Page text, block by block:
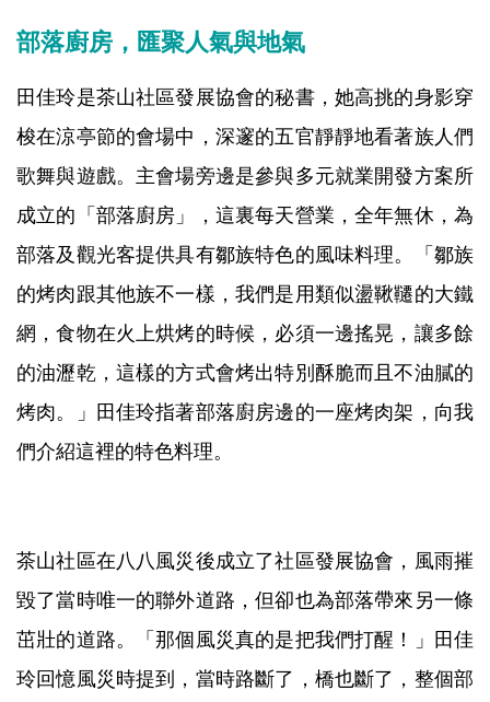
部落廚房，匯聚人氣與地氣
田佳玲是茶山社區發展協會的秘書，她高挑的身影穿
梭在涼亭節的會場中，深邃的五官靜靜地看著族人們
歌舞與遊戲。主會場旁邊是參與多元就業開發方案所
成立的「部落廚房」，這裏每天營業，全年無休，為
部落及觀光客提供具有鄒族特色的風味料理。「鄒族
的烤肉跟其他族不一樣，我們是用類似盪鞦韆的大鐵
網，食物在火上烘烤的時候，必須一邊搖晃，讓多餘
的油瀝乾，這樣的方式會烤出特別酥脆而且不油膩的
烤肉。」田佳玲指著部落廚房邊的一座烤肉架，向我
們介紹這裡的特色料理。
茶山社區在八八風災後成立了社區發展協會，風雨摧
毀了當時唯一的聯外道路，但卻也為部落帶來另一條
茁壯的道路。「那個風災真的是把我們打醒！」田佳
玲回憶風災時提到，當時路斷了，橋也斷了，整個部